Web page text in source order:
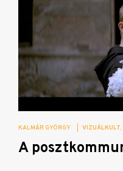
KALMÁR GYÖRGY VIZUÁLKULT
A